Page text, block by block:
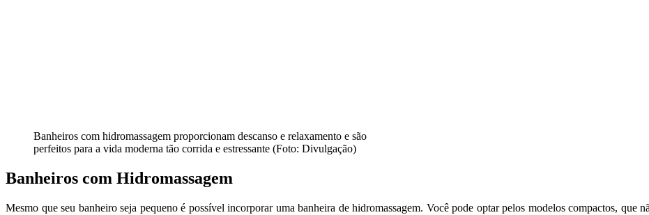
Banheiros com hidromassagem proporcionam descanso e relaxamento e são
perfeitos para a vida moderna tão corrida e estressante (Foto: Divulgação)
Banheiros com Hidromassagem
Mesmo que seu banheiro seja pequeno é possível incorporar uma banheira de hidromassagem. Você pode optar pelos modelos compactos, que